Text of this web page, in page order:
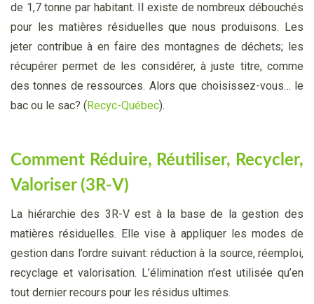
de 1,7 tonne par habitant. Il existe de nombreux débouchés
pour les matières résiduelles que nous produisons. Les
jeter contribue à en faire des montagnes de déchets; les
récupérer permet de les considérer, à juste titre, comme
des tonnes de ressources. Alors que choisissez-vous… le
bac ou le sac? ( Recyc-Québec).
Comment Réduire, Réutiliser, Recycler,
Valoriser (3R-V)
La hiérarchie des 3R-V est à la base de la gestion des
matières résiduelles. Elle vise à appliquer les modes de
gestion dans l’ordre suivant: réduction à la source, réemploi,
recyclage et valorisation. L’élimination n’est utilisée qu’en
tout dernier recours pour les résidus ultimes.